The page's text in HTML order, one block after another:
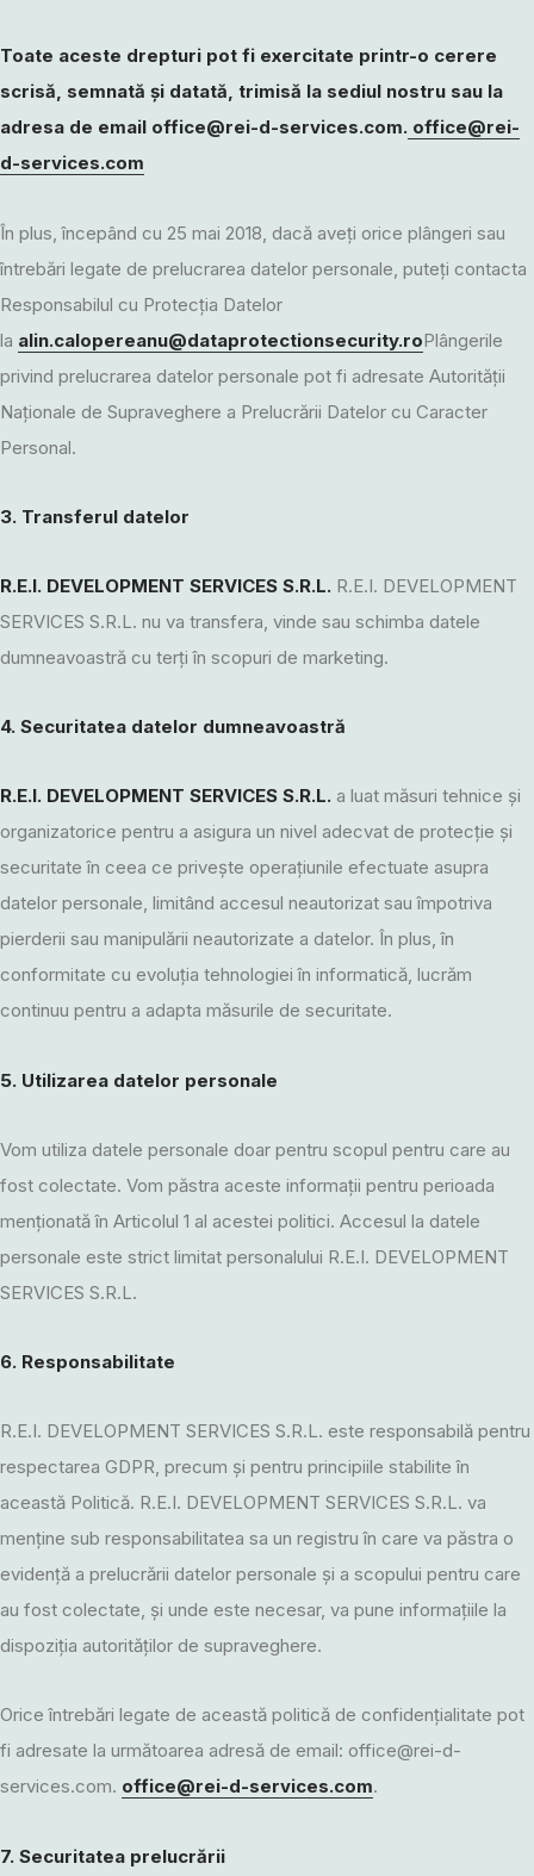
Toate aceste drepturi pot fi exercitate printr-o cerere
scrisă, semnată și datată, trimisă la sediul nostru sau la
adresa de email office@rei-d-services.com. office@rei-
d-services.com
În plus, începând cu 25 mai 2018, dacă aveți orice plângeri sau
întrebări legate de prelucrarea datelor personale, puteți contacta
Responsabilul cu Protecția Datelor
la alin.calopereanu@dataprotectionsecurity.roPlângerile
privind prelucrarea datelor personale pot fi adresate Autorității
Naționale de Supraveghere a Prelucrării Datelor cu Caracter
Personal.
3. Transferul datelor
R.E.I. DEVELOPMENT SERVICES S.R.L. R.E.I. DEVELOPMENT
SERVICES S.R.L. nu va transfera, vinde sau schimba datele
dumneavoastră cu terți în scopuri de marketing.
4. Securitatea datelor dumneavoastră
R.E.I. DEVELOPMENT SERVICES S.R.L. a luat măsuri tehnice și
organizatorice pentru a asigura un nivel adecvat de protecție și
securitate în ceea ce privește operațiunile efectuate asupra
datelor personale, limitând accesul neautorizat sau împotriva
pierderii sau manipulării neautorizate a datelor. În plus, în
conformitate cu evoluția tehnologiei în informatică, lucrăm
continuu pentru a adapta măsurile de securitate.
5. Utilizarea datelor personale
Vom utiliza datele personale doar pentru scopul pentru care au
fost colectate. Vom păstra aceste informații pentru perioada
menționată în Articolul 1 al acestei politici. Accesul la datele
personale este strict limitat personalului R.E.I. DEVELOPMENT
SERVICES S.R.L.
6. Responsabilitate
R.E.I. DEVELOPMENT SERVICES S.R.L. este responsabilă pentru
respectarea GDPR, precum și pentru principiile stabilite în
această Politică. R.E.I. DEVELOPMENT SERVICES S.R.L. va
menține sub responsabilitatea sa un registru în care va păstra o
evidență a prelucrării datelor personale și a scopului pentru care
au fost colectate, și unde este necesar, va pune informațiile la
dispoziția autorităților de supraveghere.
Orice întrebări legate de această politică de confidențialitate pot
fi adresate la următoarea adresă de email: office@rei-d-
services.com. office@rei-d-services.com.
7. Securitatea prelucrării